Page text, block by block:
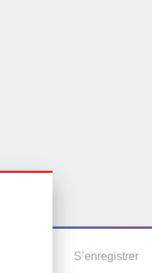
S’enregistrer